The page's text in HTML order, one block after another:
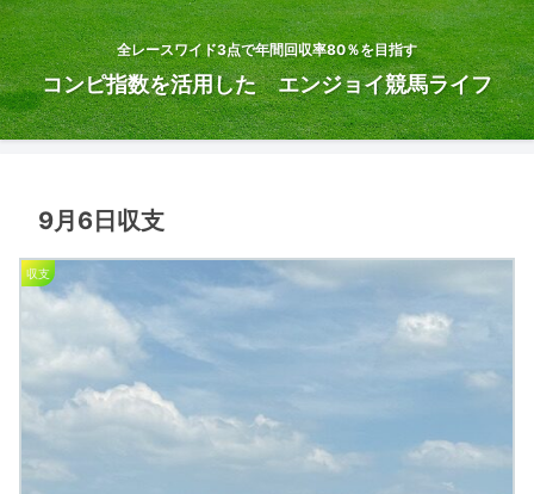
全レースワイド3点で年間回収率80％を目指す
コンピ指数を活用した エンジョイ競馬ライフ
9月6日収支
収支